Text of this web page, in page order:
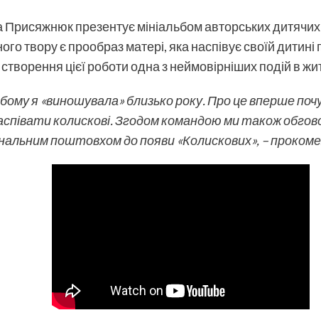
Присяжнюк презентує мініальбом авторських
твору є прообраз матері, яка наспівує своїй
цієї роботи одна з неймовірніших подій в
я «виношувала» близько року. Про це вперше
колискові. Згодом командою ми також
поштовхом до появи «Колискових», –